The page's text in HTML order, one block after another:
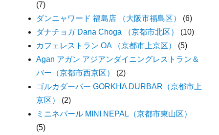
(7)
ダンニャワード 福島店 （大阪市福島区）
(6)
ダナチョガ Dana Choga （京都市北区）
(10)
カフェレストラン OA （京都市上京区）
(5)
Agan アガン アジアンダイニングレストラン＆
バー（京都市西京区）
(2)
ゴルカダーバー GORKHA DURBAR（京都市上
京区）
(2)
ミニネパール MINI NEPAL（京都市東山区）
(5)